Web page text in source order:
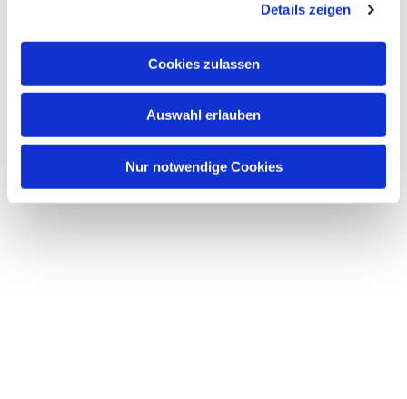
Details zeigen
Cookies zulassen
Auswahl erlauben
Nur notwendige Cookies